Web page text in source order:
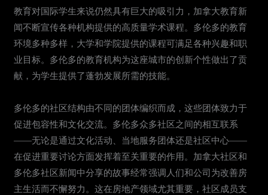
教育对国际学生来说仍然具有巨大的吸引力，加拿大教育新
闻不断宣传各种机构提供的高质量学术课程。多伦多的教育
环境多种多样，大学和学院提供的课程可满足各种兴趣和职
业目标。多伦多的教育机构为这座城市的创新个性做出了贡
献，为学生提供了蓬勃发展所需的技能。
多伦多的社区结构由不同的团体编织而成，这些团体致力于
促进包容性和文化交流。多伦多众多社区之间的相互联系
——无论是通过文化活动、当地服务团体还是社区中心——
在促进重要讨论方面发挥着至关重要的作用。加拿大社区和
多伦多社区新闻中分享的故事经常强调人们和公司为改善房
主生活而不懈努力。这在房地产领域尤其重要，社区成员支